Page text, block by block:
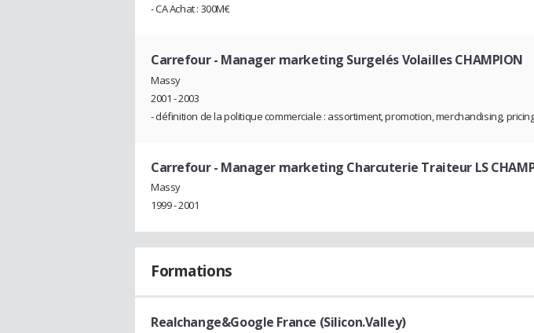
- CA Achat : 300M€
Carrefour- Manager marketing Surgelés Volailles CHAMPION
Massy
2001 - 2003
- définition de la politique commerciale : assortiment, promotion, merchandising,
Carrefour- Manager marketing Charcuterie Traiteur LS
Massy
1999 - 2001
Formations
Realchange&Google France (Silicon.Valley)